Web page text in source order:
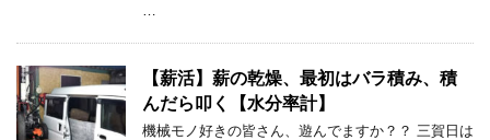
…
【薪活】薪の乾燥、最初はバラ積み、積
んだら叩く【水分率計】
機械モノ好きの皆さん、遊んでますか？？ 三賀日は